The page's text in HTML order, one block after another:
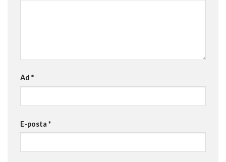
Ad *
E-posta *